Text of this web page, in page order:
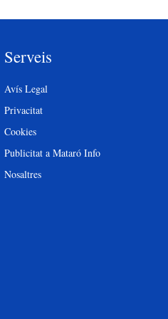
Serveis
Avís Legal
Privacitat
Cookies
Publicitat a Mataró Info
Nosaltres